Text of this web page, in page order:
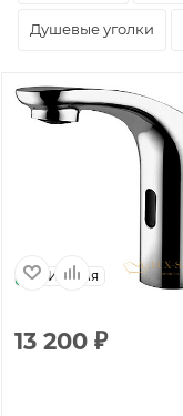
Душевые уголки
Италия
13 200 ₽